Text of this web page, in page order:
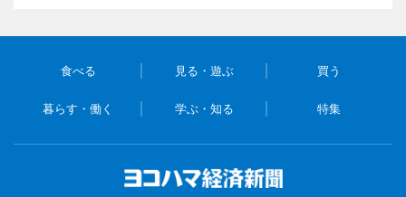
食べる 見る・遊ぶ 買う
暮らす・働く 学ぶ・知る 特集